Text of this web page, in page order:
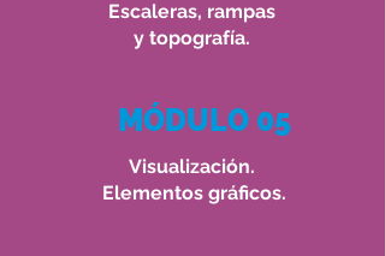
Escaleras, rampas
y topografía.
MÓDULO 05
Visualización.
Elementos gráficos.